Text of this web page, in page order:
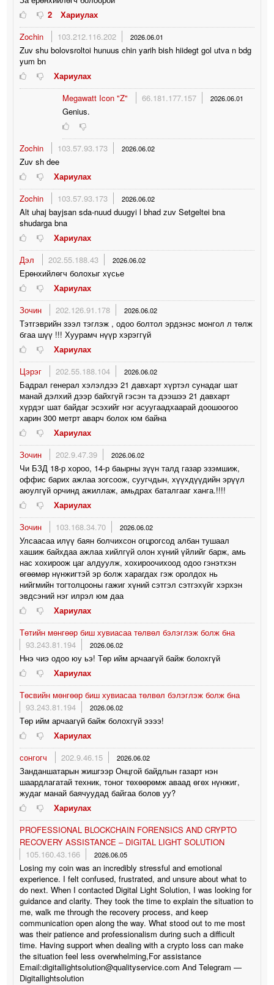
2
Хариулах
Zochin
103.212.116.202 2026.06.01
Zuv shu bolovsroltoi hunuus chin yarih bish hiidegt gol utva n bdg
yum bn
Хариулах
Megawatt Icon "Z"
66.181.177.157 2026.06.01
Genius.
Zochin 103.57.93.173 2026.06.02
Zuv sh dee
Хариулах
Zochin
103.57.93.173 2026.06.02
Alt uhaj bayjsan sda-nuud duugyi l bhad zuv Setgeltei bna
shudarga bna
Хариулах
Дэл
202.55.188.43 2026.06.02
Ерөнхийлөгч болохыг хүсье
Хариулах
Зочин
202.126.91.178 2026.06.02
Тэтгэврийн зээл тэглэж , одоо болтол эрдэнэс монгол л төлж
бгаа шүү !!! Хуурамч нүүр хэрэггүй
Хариулах
Цэрэг
202.55.188.104 2026.06.02
Бадрал генерал хэлэлдээ 21 давхарт хүртэл сунадаг шат
манай дэлхий дээр байхгүй гэсэн та дээшээ 21 давхарт
хүрдэг шат байдаг эсэхийг нэг асуугаадхаарай доошоогоо
харин 300 метрт аварч болох юм байна
Хариулах
Зочин
202.9.47.39 2026.06.02
Чи БЗД 18-р хороо, 14-р баырны зүүн талд газар эзэмшиж,
оффис барих ажлаа зогсоож, суугчдын, хүүхдүүдийн эрүүл
аюулгүй орчинд ажиллаж, амьдрах баталгааг ханга.!!!!
Хариулах
Зочин
103.168.34.70 2026.06.02
Улсаасаа илүү баян болчихсон огцрогсод албан тушаал
хашиж байхдаа ажлаа хийлгүй олон хүний үйлийг барж, амь
нас хохироож цаг алдуулж, хохироочихоод одоо гэнэтхэн
өгөөмөр нүнжигтэй эр болж харагдах гэж оролдох нь
нийгмийн тогтолцооны гажиг хүний сэтгэл сэтгэхүйг хэрхэн
эвдсэний нэг илрэл юм даа
Хариулах
Төтийн мөнгөөр биш хувиасаа төлвөл бэлэглэж болж бна
93.243.81.194
2026.06.02
Ннэ чиэ одоо юу ьэ! Төр ийм арчаагүй байж болохгүй
Хариулах
Төсвийн мөнгөөр биш хувиасаа төлвөл бэлэглэж болж бна
93.243.81.194
2026.06.02
Төр ийм арчаагүй байж болохгүй ээээ!
Хариулах
сонгогч
202.9.46.15 2026.06.02
Занданшатарын жишгээр Онцгой байдлын газарт нэн
шаардлагатай техник, тоног төхөөрөмж аваад өгөх нүнжиг,
жудаг манай баячуудад байгаа болов уу?
Хариулах
PROFESSIONAL BLOCKCHAIN FORENSICS AND CRYPTO
RECOVERY ASSISTANCE – DIGITAL LIGHT SOLUTION
105.160.43.166
2026.06.05
Losing my coin was an incredibly stressful and emotional
experience. I felt confused, frustrated, and unsure about what to
do next. When I contacted Digital Light Solution, I was looking for
guidance and clarity. They took the time to explain the situation to
me, walk me through the recovery process, and keep
communication open along the way. What stood out to me most
was their patience and professionalism during such a difficult
time. Having support when dealing with a crypto loss can make
the situation feel less overwhelming,For assistance
Email:digitallightsolution@qualityservice.com And Telegram —
Digitallightsolution